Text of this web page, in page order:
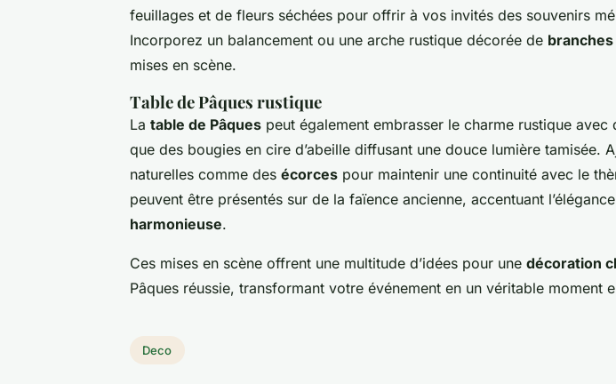
feuillages et de fleurs séchées pour offrir à vos invités des souvenirs
Incorporez un balancement ou une arche rustique décorée de branches
mises en scène.
Table de Pâques rustique
La table de Pâques peut également embrasser le charme rustique avec
que des bougies en cire d’abeille diffusant une douce lumière tamisée.
naturelles comme des écorces pour maintenir une continuité avec le
peuvent être présentés sur de la faïence ancienne, accentuant l’élégance
harmonieuse.
Ces mises en scène offrent une multitude d’idées pour une décoration
Pâques réussie, transformant votre événement en un véritable moment
Deco